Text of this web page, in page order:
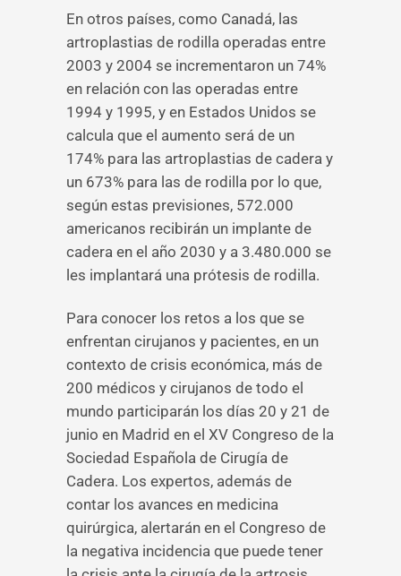
En otros países, como Canadá, las
artroplastias de rodilla operadas entre
2003 y 2004 se incrementaron un 74%
en relación con las operadas entre
1994 y 1995, y en Estados Unidos se
calcula que el aumento será de un
174% para las artroplastias de cadera y
un 673% para las de rodilla por lo que,
según estas previsiones, 572.000
americanos recibirán un implante de
cadera en el año 2030 y a 3.480.000 se
les implantará una prótesis de rodilla.
Para conocer los retos a los que se
enfrentan cirujanos y pacientes, en un
contexto de crisis económica, más de
200 médicos y cirujanos de todo el
mundo participarán los días 20 y 21 de
junio en Madrid en el XV Congreso de la
Sociedad Española de Cirugía de
Cadera. Los expertos, además de
contar los avances en medicina
quirúrgica, alertarán en el Congreso de
la negativa incidencia que puede tener